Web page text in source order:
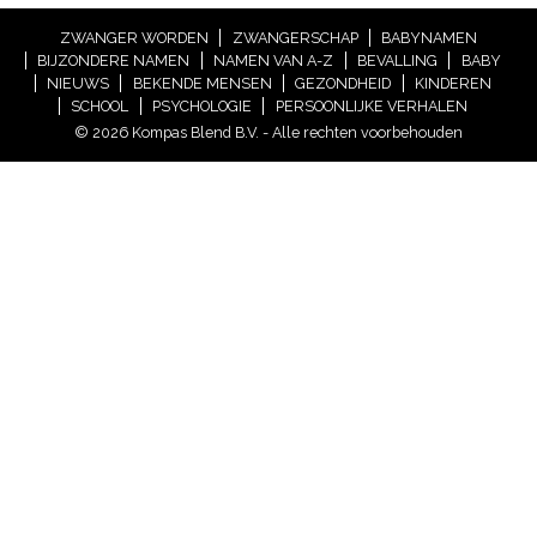
ZWANGER WORDEN ZWANGERSCHAP
BABYNAMEN
BIJZONDERE NAMEN
NAMEN VAN A-Z BEVALLING
BABY
NIEUWS
BEKENDE MENSEN GEZONDHEID
KINDEREN
SCHOOL
PSYCHOLOGIE
PERSOONLIJKE VERHALEN
© 2026 Kompas Blend B.V. - Alle rechten voorbehouden